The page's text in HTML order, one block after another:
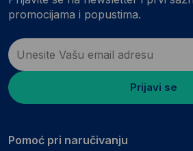
promocijama i popustima.
Prijavi se
Pomoć pri naručivanju